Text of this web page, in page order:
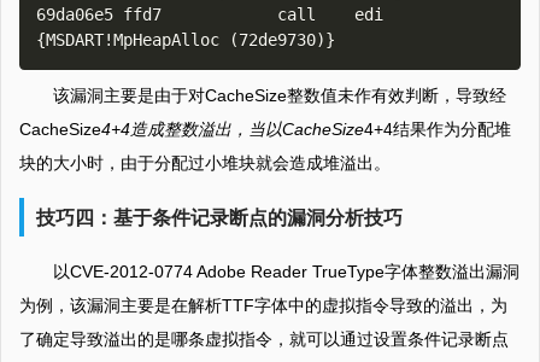
69da06e5 ffd7            call    edi
该漏洞主要是由于对CacheSize整数值未作有效判断，导致经
CacheSize4+4造成整数溢出，当以CacheSize4+4结果作为分配堆
块的大小时，由于分配过小堆块就会造成堆溢出。
技巧四：基于条件记录断点的漏洞分析技巧
以CVE-2012-0774 Adobe Reader TrueType字体整数溢出漏洞
为例，该漏洞主要是在解析TTF字体中的虚拟指令导致的溢出，为
了确定导致溢出的是哪条虚拟指令，就可以通过设置条件记录断点